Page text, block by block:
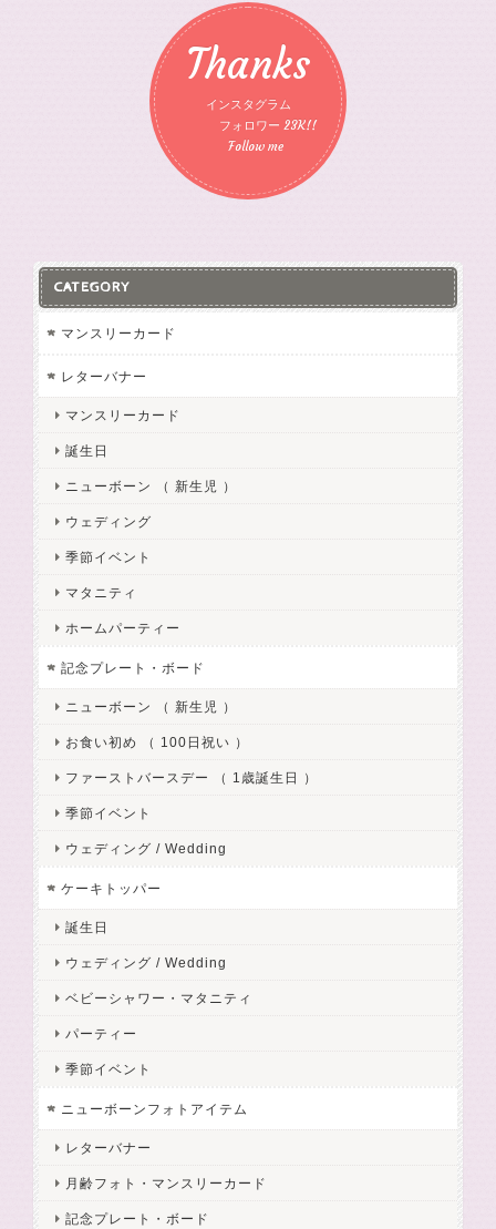
Thanks
インスタグラム
フォロワー 23K!!
Follow me
CATEGORY
マンスリーカード
レターバナー
マンスリーカード
誕生日
ニューボーン （ 新生児 ）
ウェディング
季節イベント
マタニティ
ホームパーティー
記念プレート・ボード
ニューボーン （ 新生児 ）
お食い初め （ 100日祝い ）
ファーストバースデー （ 1歳誕生日 ）
季節イベント
ウェディング / Wedding
ケーキトッパー
誕生日
ウェディング / Wedding
ベビーシャワー・マタニティ
パーティー
季節イベント
ニューボーンフォトアイテム
レターバナー
月齢フォト・マンスリーカード
記念プレート・ボード